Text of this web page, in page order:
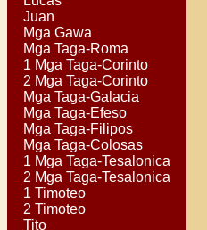
Juan
Mga Gawa
Mga Taga-Roma
1 Mga Taga-Corinto
2 Mga Taga-Corinto
Mga Taga-Galacia
Mga Taga-Efeso
Mga Taga-Filipos
Mga Taga-Colosas
1 Mga Taga-Tesalonica
2 Mga Taga-Tesalonica
1 Timoteo
2 Timoteo
Tito